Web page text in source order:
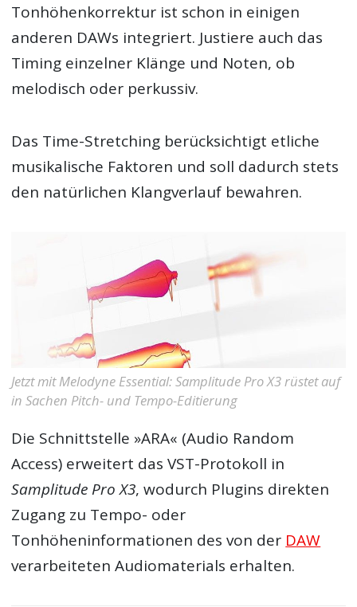
Tonhöhenkorrektur ist schon in einigen
anderen DAWs integriert. Justiere auch das
Timing einzelner Klänge und Noten, ob
melodisch oder perkussiv.
Das Time-Stretching berücksichtigt etliche
musikalische Faktoren und soll dadurch stets
den natürlichen Klangverlauf bewahren.
Jetzt mit Melodyne Essential: Samplitude Pro X3 rüstet auf
in Sachen Pitch- und Tempo-Editierung
Die Schnittstelle »ARA« (Audio Random
Access) erweitert das VST-Protokoll in
Samplitude Pro X3, wodurch Plugins direkten
Zugang zu Tempo- oder
Tonhöheninformationen des von der DAW
verarbeiteten Audiomaterials erhalten.